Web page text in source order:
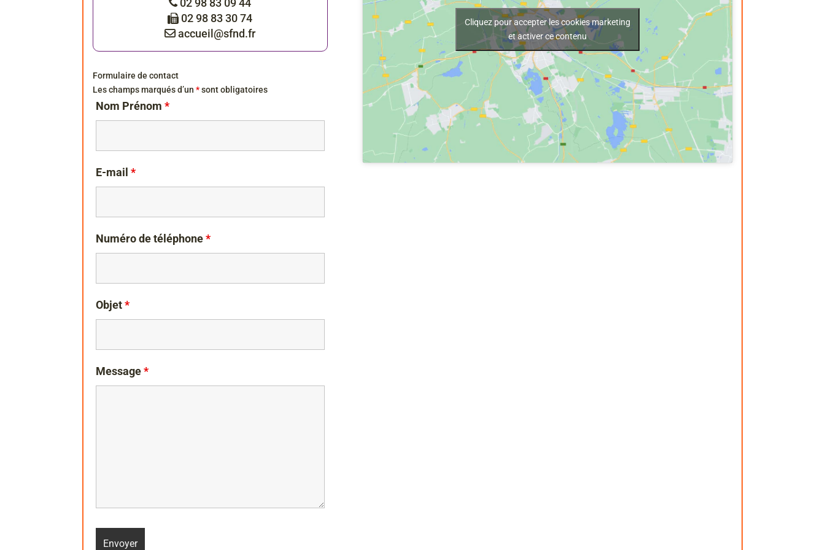
02 98 83 09 44
02 98 83 30 74
accueil@sfnd.fr
Formulaire de contact
Les champs marqués d’un*sont obligatoires
Nom Prénom*
E-mail*
Numéro de téléphone*
Objet*
Message*
Cliquez pour accepter les cookies marketing
et activer ce contenu